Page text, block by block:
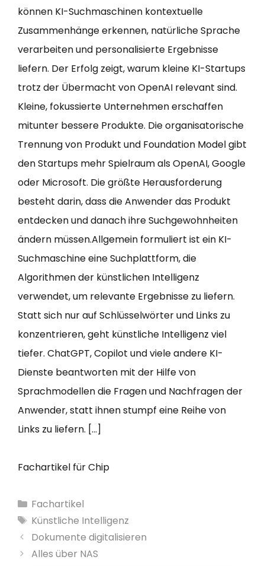
können KI-Suchmaschinen kontextuelle
Zusammenhänge erkennen, natürliche Sprache
verarbeiten und personalisierte Ergebnisse
liefern. Der Erfolg zeigt, warum kleine KI-Startups
trotz der Übermacht von OpenAI relevant sind.
Kleine, fokussierte Unternehmen erschaffen
mitunter bessere Produkte. Die organisatorische
Trennung von Produkt und Foundation Model gibt
den Startups mehr Spielraum als OpenAI, Google
oder Microsoft. Die größte Herausforderung
besteht darin, dass die Anwender das Produkt
entdecken und danach ihre Suchgewohnheiten
ändern müssen.Allgemein formuliert ist ein KI-
Suchmaschine eine Suchplattform, die
Algorithmen der künstlichen Intelligenz
verwendet, um relevante Ergebnisse zu liefern.
Statt sich nur auf Schlüsselwörter und Links zu
konzentrieren, geht künstliche Intelligenz viel
tiefer. ChatGPT, Copilot und viele andere KI-
Dienste beantworten mit der Hilfe von
Sprachmodellen die Fragen und Nachfragen der
Anwender, statt ihnen stumpf eine Reihe von
Links zu liefern. […]
Fachartikel für Chip
Kategorien
Fachartikel
Schlagwörter
Künstliche Intelligenz
Dokumente digitalisieren
Alles über NAS